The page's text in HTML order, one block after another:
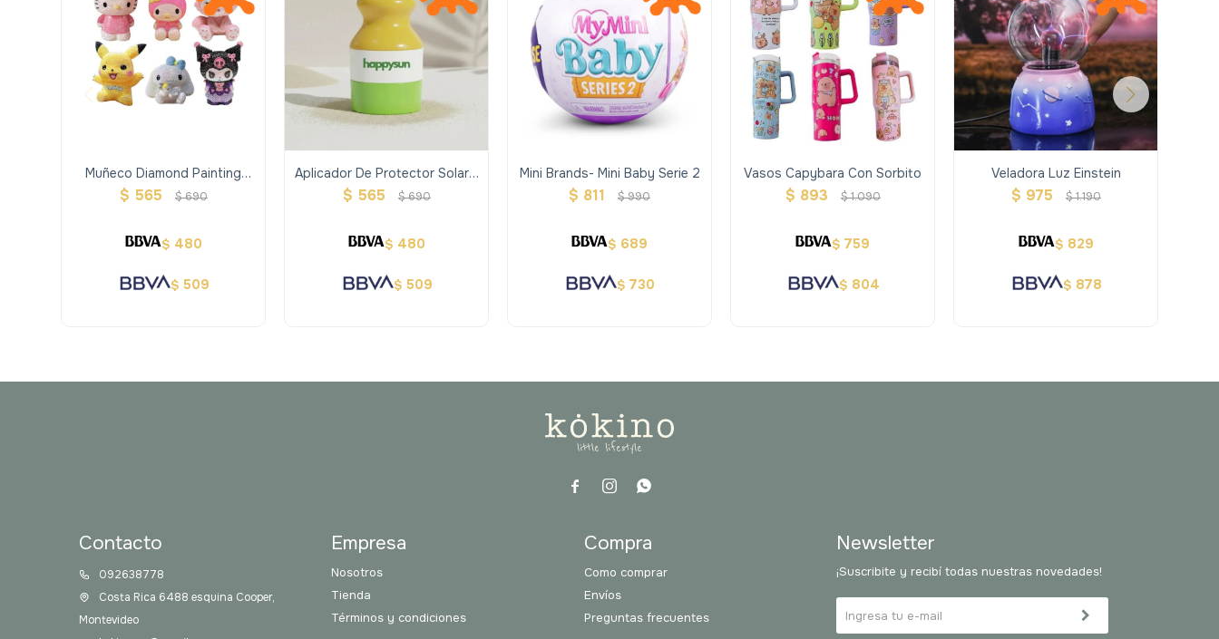
Muñeco Diamond Painting
Alcancía
$ 565 $690
$ 480
$ 509
Aplicador De Protector Solar -
Happy Sun
$ 565 $690
$ 480
$ 509
Mini Brands- Mini Baby Serie 2
$ 811 $990
$ 689
$ 730
Vasos Capybara Con Sorbito
$ 893 $1.090
$ 759
$ 804
Veladora Luz Einstein
$ 975 $1.190
$ 829
$ 878
  
Contacto
092638778
Costa Rica 6488 esquina Cooper,
Montevideo
Empresa
Nosotros
Tienda
Términos y condiciones
Compra
Como comprar
Envíos
Preguntas frecuentes
Newsletter
¡Suscribite y recibí todas nuestras novedades!